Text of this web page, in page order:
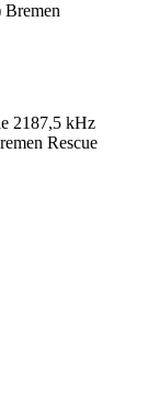
2187,5 kHz
Rescue